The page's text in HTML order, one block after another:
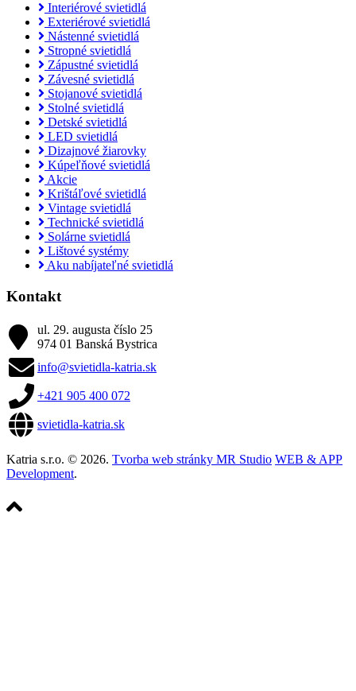
Interiérové svietidlá
Exteriérové svietidlá
Nástenné svietidlá
Stropné svietidlá
Zápustné svietidlá
Závesné svietidlá
Stojanové svietidlá
Stolné svietidlá
Detské svietidlá
LED svietidlá
Dizajnové žiarovky
Kúpeľňové svietidlá
Akcie
Krištáľové svietidlá
Vintage svietidlá
Technické svietidlá
Solárne svietidlá
Lištové systémy
Aku nabíjateľné svietidlá
Kontakt
ul. 29. augusta číslo 25
974 01 Banská Bystrica
info@svietidla-katria.sk
+421 905 400 072
svietidla-katria.sk
Katria s.r.o. © 2026. Tvorba web stránky MR Studio WEB & APP
Development.